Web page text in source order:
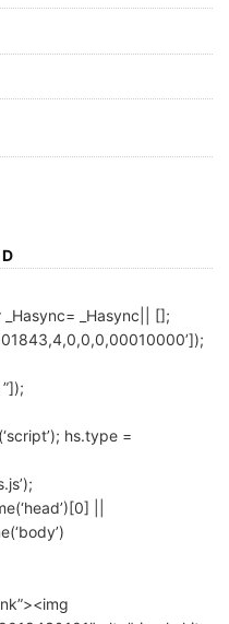
_Hasync|| [];
hs.type =
||